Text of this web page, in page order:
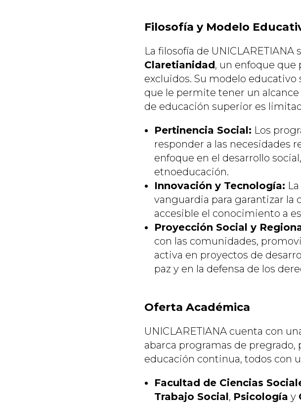
Filosofía y Modelo
La filosofía de UNICLARETIANA
Claretianidad, un enfoque que
excluidos. Su modelo
que le permite tener un
de educación superior es
Pertinencia Social: Los
responder a las necesidades
enfoque en el desarrollo
etnoeducación.
Innovación y Tecnología:
vanguardia para garantizar la
accesible el conocimiento a
Proyección Social y
con las comunidades,
activa en proyectos de
paz y en la defensa de los
Oferta Académica
UNICLARETIANA cuenta con
abarca programas de pregrado,
educación continua, todos con
Facultad de Ciencias
Trabajo Social, Psicología y